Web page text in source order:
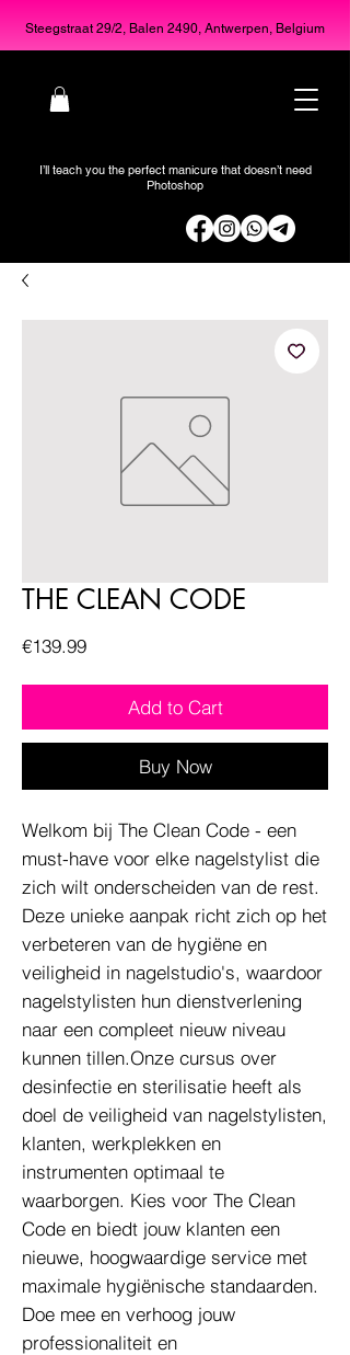
Steegstraat 29/2, Balen 2490, Antwerpen, Belgium
I’ll teach you the perfect manicure that doesn’t need
Photoshop
THE CLEAN CODE
€139.99Price
Add to Cart
Buy Now
Welkom bij The Clean Code - een
must-have voor elke nagelstylist die
zich wilt onderscheiden van de rest.
Deze unieke aanpak richt zich op het
verbeteren van de hygiëne en
veiligheid in nagelstudio's, waardoor
nagelstylisten hun dienstverlening
naar een compleet nieuw niveau
kunnen tillen.Onze cursus over
desinfectie en sterilisatie heeft als
doel de veiligheid van nagelstylisten,
klanten, werkplekken en
instrumenten optimaal te
waarborgen. Kies voor The Clean
Code en biedt jouw klanten een
nieuwe, hoogwaardige service met
maximale hygiënische standaarden.
Doe mee en verhoog jouw
professionaliteit en